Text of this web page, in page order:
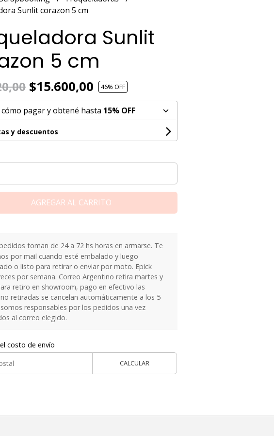
Sunlit corazon 5 cm
Sunlit
5 cm
$15.600,00 46% OFF
cómo pagar y obtené hasta 15% OFF
y descuentos
AGREGAR AL CARRITO
toman de 24 a 72 hs horas en armarse. Te
por mail cuando esté embalado y luego
o listo para retirar o enviar por moto. Epick
por semana. Correo Argentino retira martes y
retiro en showroom, pago en efectivo las
retiradas se cancelan automáticamente a los 5
responsables por los pedidos una vez
al correo elegido.
costo de envío
CALCULAR